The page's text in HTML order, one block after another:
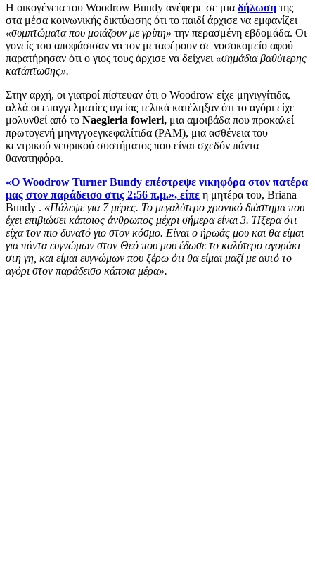
Η οικογένεια του Woodrow Bundy ανέφερε σε μια δήλωση της
στα μέσα κοινωνικής δικτύωσης ότι το παιδί άρχισε να εμφανίζει
«συμπτώματα που μοιάζουν με γρίπη» την περασμένη εβδομάδα. Οι
γονείς του αποφάσισαν να τον μεταφέρουν σε νοσοκομείο αφού
παρατήρησαν ότι ο γιος τους άρχισε να δείχνει «σημάδια βαθύτερης
κατάπτωσης».
Στην αρχή, οι γιατροί πίστευαν ότι ο Woodrow είχε μηνιγγίτιδα,
αλλά οι επαγγελματίες υγείας τελικά κατέληξαν ότι το αγόρι είχε
μολυνθεί από το Naegleria fowleri, μια αμοιβάδα που προκαλεί
πρωτογενή μηνιγγοεγκεφαλίτιδα (PAM), μια ασθένεια του
κεντρικού νευρικού συστήματος που είναι σχεδόν πάντα
θανατηφόρα.
«Ο Woodrow Turner Bundy επέστρεψε νικηφόρα στον πατέρα
μας στον παράδεισο στις 2:56 π.μ.», είπε η μητέρα του, Briana
Bundy . «Πάλεψε για 7 μέρες. Το μεγαλύτερο χρονικό διάστημα που
έχει επιβιώσει κάποιος άνθρωπος μέχρι σήμερα είναι 3. Ήξερα ότι
είχα τον πιο δυνατό γιο στον κόσμο. Είναι ο ήρωάς μου και θα είμαι
για πάντα ευγνώμων στον Θεό που μου έδωσε το καλύτερο αγοράκι
στη γη, και είμαι ευγνώμων που ξέρω ότι θα είμαι μαζί με αυτό το
αγόρι στον παράδεισο κάποια μέρα».